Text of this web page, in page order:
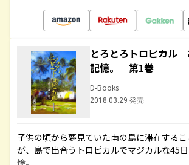
とろとろトロピカル
記憶。 第1巻
D-Books
2018.03.29 発売
子供の頃から夢見ていた南の島に滞在する
が、島で出合うトロピカルでマジカルな45
憶。